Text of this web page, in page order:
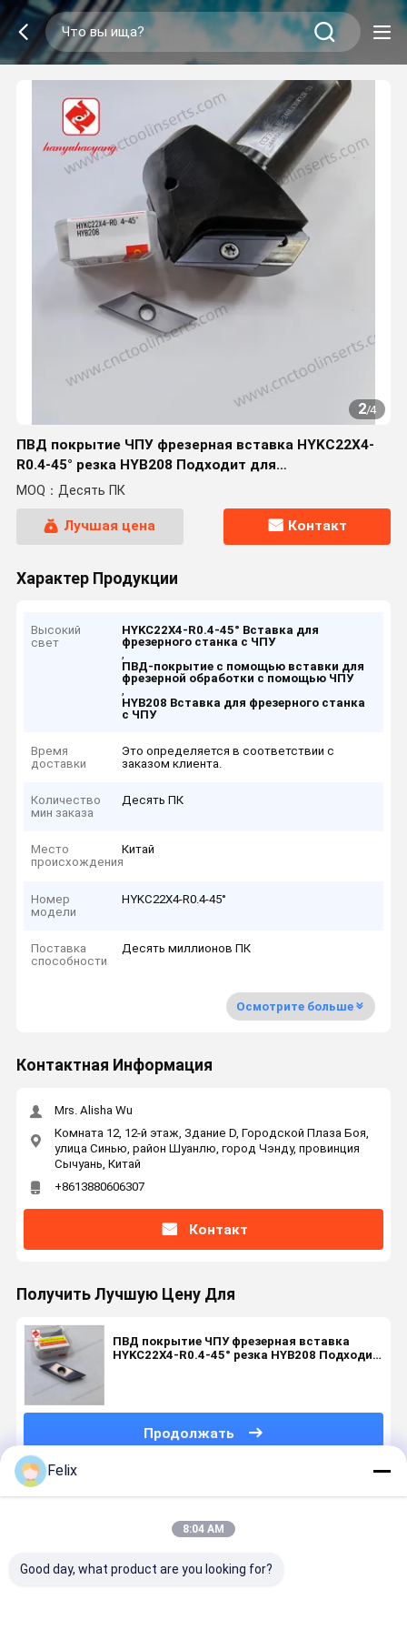
2/4
ПВД покрытие ЧПУ фрезерная вставка HYKC22X4-
R0.4-45° резка HYB208 Подходит для
трудноизготовляемых материалов, кроме
MOQ：Десять ПК
Лучшая цена Контакт
Характер Продукции
Высокий
свет
HYKC22X4-R0.4-45° Вставка для
фрезерного станка с ЧПУ
,
ПВД-покрытие с помощью вставки для
фрезерной обработки с помощью ЧПУ
,
HYB208 Вставка для фрезерного станка
с ЧПУ
Время
доставки
Это определяется в соответствии с
заказом клиента.
Количество
мин заказа
Десять ПК
Место
происхождения
Китай
Номер
модели
HYKC22X4-R0.4-45°
Поставка
способности
Десять миллионов ПК
Осмотрите больше
Контактная Информация
Mrs. Alisha Wu
Комната 12, 12-й этаж, Здание D, Городской Плаза Боя,
улица Синью, район Шуанлю, город Чэнду, провинция
Сычуань, Китай
+8613880606307
Контакт
Получить Лучшую Цену Для
ПВД покрытие ЧПУ фрезерная вставка
HYKC22X4-R0.4-45° резка HYB208 Подходит
Продолжать
Порекомендованные Продукты
Felix
8:04 AM
Good day, what product are you looking for?